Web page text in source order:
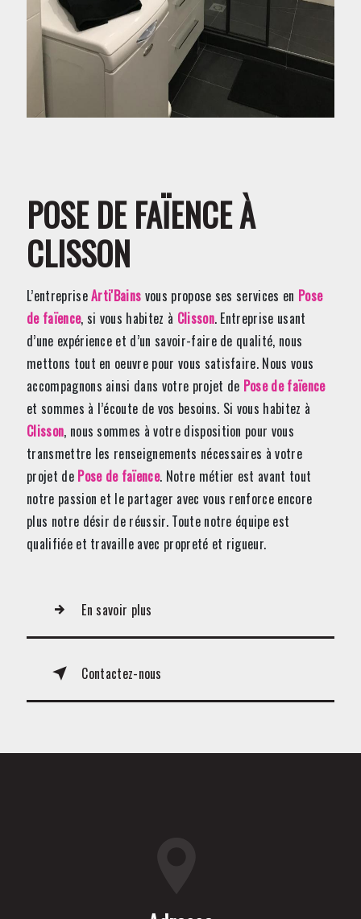
POSE DE FAÏENCE À
CLISSON
L’entrepriseArti'Bains vous propose ses services en Pose
de faïence, si vous habitez à Clisson. Entreprise usant
d’une expérience et d’un savoir-faire de qualité, nous
mettons tout en oeuvre pour vous satisfaire. Nous vous
accompagnons ainsi dans votre projet de Pose de faïence
et sommes à l’écoute de vos besoins. Si vous habitez à
Clisson, nous sommes à votre disposition pour vous
transmettre les renseignements nécessaires à votre
projet de Pose de faïence. Notre métier est avant tout
notre passion et le partager avec vous renforce encore
plus notre désir de réussir. Toute notre équipe est
qualifiée et travaille avec propreté et rigueur.
En savoir plus
Contactez-nous